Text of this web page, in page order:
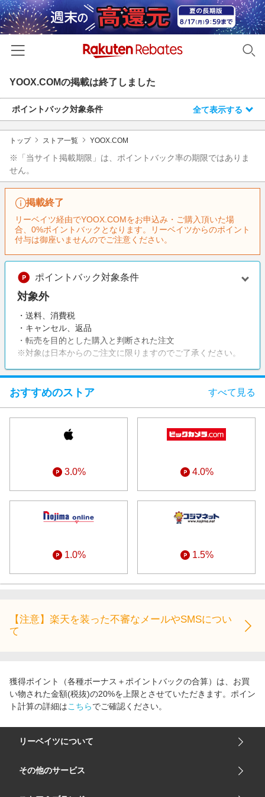
ホーム
カテゴリー一覧
百貨店・総合ECモール
ファッション・インナー・小物
食品・スイーツ・お酒
コスメ・健康・医薬品
キッズ・ベビー用品
家電・PC・スマホ・カメラ
エンタメ
スポーツ・アウトドア・ゴルフ
インテリア・寝具
ペット・花・DIY・車
旅行・レジャー・ホテル予約
生活・お役立ち
金融・マネー・保険
デジタルコンテンツ
ビジネス・その他サービス
イベント一覧
リーベイツ注目ストア
初回購入者限定特典
対象ストア新規限定特典
新着ストアのご紹介
電子書籍特集
楽天ペイ導入ストア
楽天サービス特集
旅行特集
わくわく夏特集
とことん買い物チャレンジ
Apple公式サイト×楽天カード分割払い
Qoo10メガポ
Samsung ボーナスキャンペーン
週末の高還元 夏の長期版
ヘルプ
友達紹介
楽天IDでログイン/会員登録
YOOX.COMの掲載は終了しました
ポイントバック対象条件 全て表示する
トップ ストア一覧 YOOX.COM
※「当サイト掲載期限」は、ポイントバック率の期限ではありま
せん。
掲載終了
リーベイツ経由でYOOX.COMをお申込み・ご購入頂いた場
合、0%ポイントバックとなります。リーベイツからのポイント
付与は御座いませんのでご注意ください。
ポイントバック対象条件
対象外
・送料、消費税
・キャンセル、返品
・転売を目的とした購入と判断された注文
※対象は日本からのご注文に限りますのでご了承ください。
おすすめのストア すべて見る
3.0% 4.0%
1.0% 1.5%
【注意】楽天を装った不審なメールやSMSについ
て
獲得ポイント（各種ボーナス＋ポイントバックの合算）は、お買
い物された金額(税抜)の20%を上限とさせていただきます。ポイン
ト計算の詳細はこちらでご確認ください。
リーベイツについて
会社概要
その他のサービス
楽天市場